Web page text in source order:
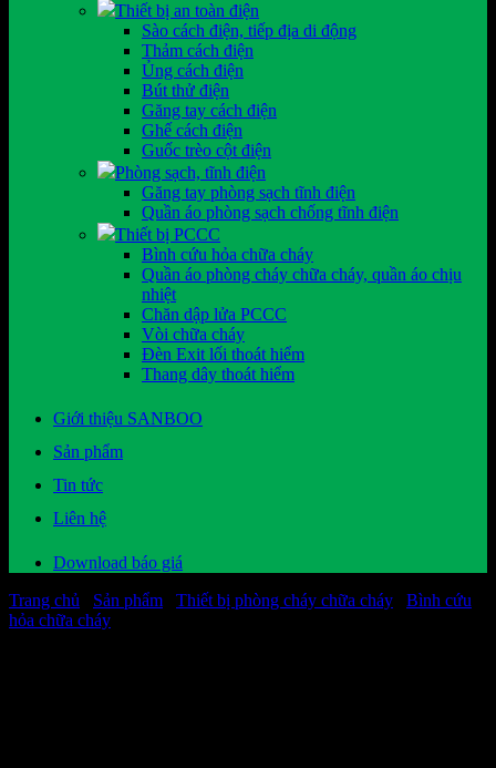
Thiết bị an toàn điện
Sào cách điện, tiếp địa di động
Thảm cách điện
Ủng cách điện
Bút thử điện
Găng tay cách điện
Ghế cách điện
Guốc trèo cột điện
Phòng sạch, tĩnh điện
Găng tay phòng sạch tĩnh điện
Quần áo phòng sạch chống tĩnh điện
Thiết bị PCCC
Bình cứu hỏa chữa cháy
Quần áo phòng cháy chữa cháy, quần áo chịu
nhiệt
Chăn dập lửa PCCC
Vòi chữa cháy
Đèn Exit lối thoát hiểm
Thang dây thoát hiểm
Giới thiệu SANBOO
Sản phẩm
Tin tức
Liên hệ
Download báo giá
Trang chủ
Sản phẩm Thiết bị phòng cháy chữa cháy
Bình cứu
hỏa chữa cháy